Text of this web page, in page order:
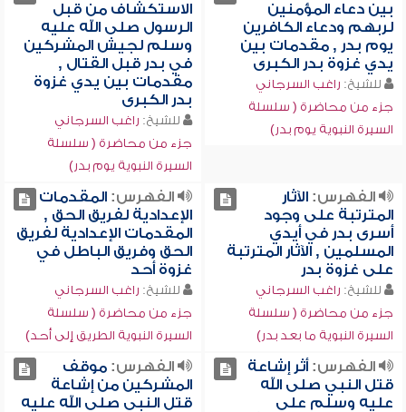
بين دعاء المؤمنين
لربهم ودعاء الكافرين
يوم بدر , مقدمات بين
يدي غزوة بدر الكبرى
للشيخ: راغب السرجاني
جزء من محاضرة ( سلسلة
السيرة النبوية يوم بدر)
الاستكشاف من قبل
الرسول صلى الله عليه
وسلم لجيش المشركين
في بدر قبل القتال ,
مقدمات بين يدي غزوة
بدر الكبرى
للشيخ: راغب السرجاني
جزء من محاضرة ( سلسلة
السيرة النبوية يوم بدر)
الفهرس:الآثار
المترتبة على وجود
أسرى بدر في أيدي
المسلمين , الآثار المترتبة
على غزوة بدر
للشيخ: راغب السرجاني
جزء من محاضرة ( سلسلة
السيرة النبوية ما بعد بدر)
الفهرس:المقدمات
الإعدادية لفريق الحق ,
المقدمات الإعدادية لفريق
الحق وفريق الباطل في
غزوة أحد
للشيخ: راغب السرجاني
جزء من محاضرة ( سلسلة
السيرة النبوية الطريق إلى أحد)
الفهرس:أثر إشاعة
قتل النبي صلى الله
عليه وسلم على
الفهرس:موقف
المشركين من إشاعة
قتل النبي صلى الله عليه